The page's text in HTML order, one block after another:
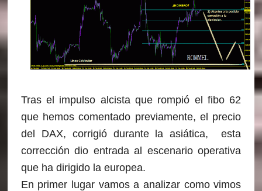
Tras el impulso alcista que rompió el fibo 62
que hemos comentado previamente, el precio
del DAX, corrigió durante la asiática, esta
corrección dio entrada al escenario operativa
que ha dirigido la europea.
En primer lugar vamos a analizar como vimos